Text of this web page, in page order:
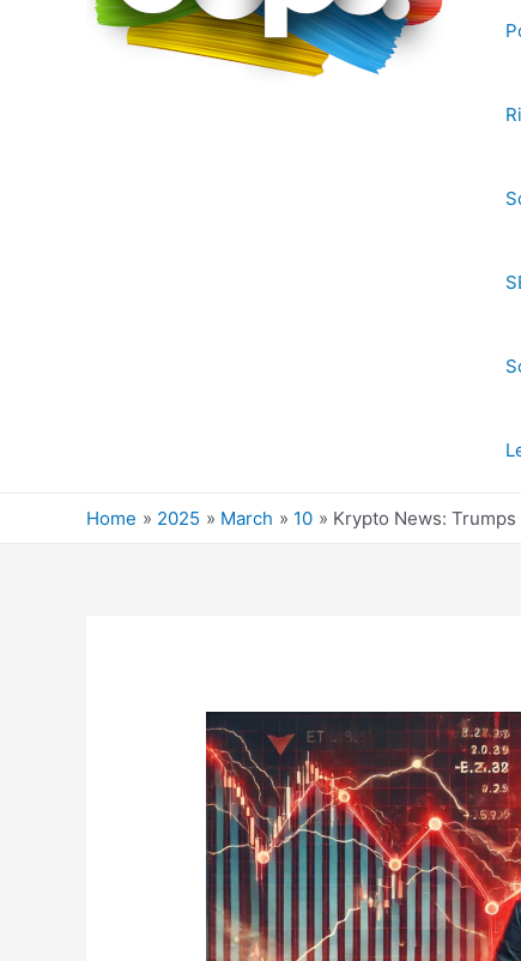
Home 2025 March 10 Krypto News: